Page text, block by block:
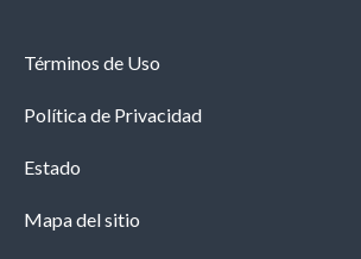
Términos de Uso
Política de Privacidad
Estado
Mapa del sitio